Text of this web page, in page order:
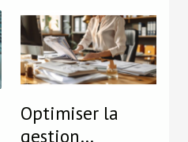
Optimiser la
gestion